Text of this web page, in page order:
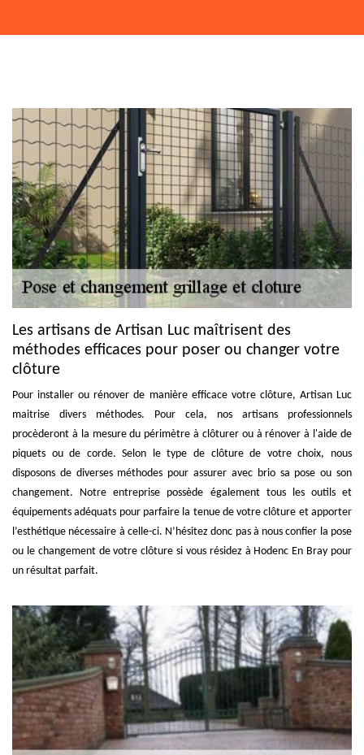
Les artisans de Artisan Luc maîtrisent des
méthodes efficaces pour poser ou changer votre
clôture
Pour installer ou rénover de manière efficace votre clôture, Artisan Luc
maitrise divers méthodes. Pour cela, nos artisans professionnels
procèderont à la mesure du périmètre à clôturer ou à rénover à l'aide de
piquets ou de corde. Selon le type de clôture de votre choix, nous
disposons de diverses méthodes pour assurer avec brio sa pose ou son
changement. Notre entreprise possède également tous les outils et
équipements adéquats pour parfaire la tenue de votre clôture et apporter
l’esthétique nécessaire à celle-ci. N’hésitez donc pas à nous confier la pose
ou le changement de votre clôture si vous résidez à Hodenc En Bray pour
un résultat parfait.